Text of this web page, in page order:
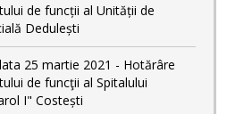
de funcții al Unității de
Dedulești
25 martie 2021 - Hotărâre
de funcţii al Spitalului
I" Costești